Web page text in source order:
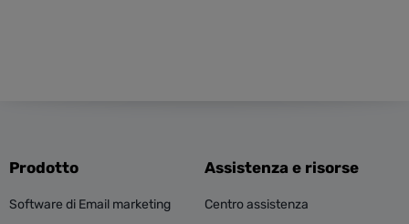
Prodotto
Software di Email marketing
Assistenza e risorse
Centro assistenza